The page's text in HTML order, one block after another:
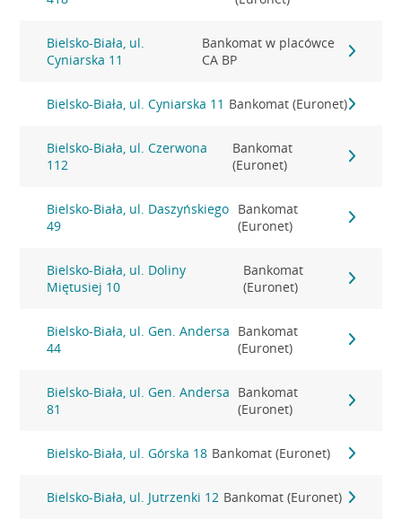
Bielsko-Biała, ul.
Cyniarska 11
Bankomat w placówce
CA BP
Bielsko-Biała, ul. Cyniarska 11 Bankomat (Euronet)
Bielsko-Biała, ul. Czerwona
112
Bankomat
(Euronet)
Bielsko-Biała, ul. Daszyńskiego
49
Bankomat
(Euronet)
Bielsko-Biała, ul. Doliny
Miętusiej 10
Bankomat
(Euronet)
Bielsko-Biała, ul. Gen. Andersa
44
Bankomat
(Euronet)
Bielsko-Biała, ul. Gen. Andersa
81
Bankomat
(Euronet)
Bielsko-Biała, ul. Górska 18 Bankomat (Euronet)
Bielsko-Biała, ul. Jutrzenki 12 Bankomat (Euronet)